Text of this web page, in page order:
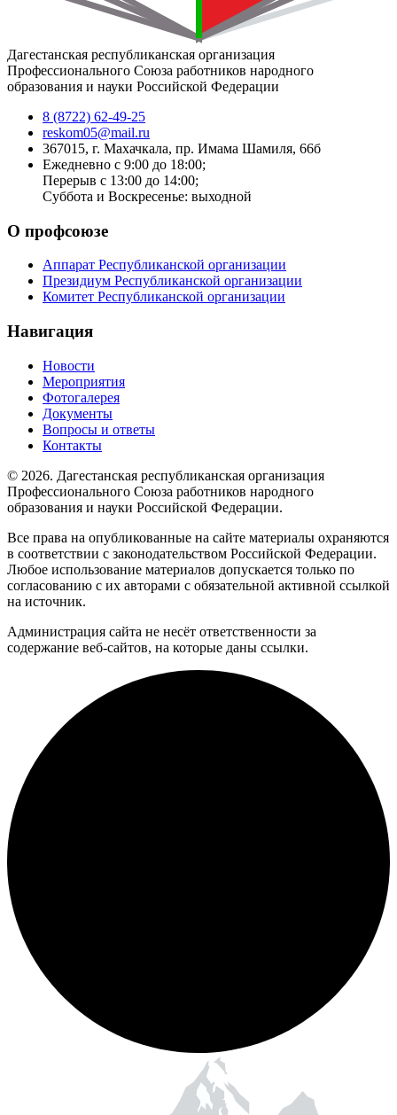
Дагестанская республиканская организация
Профессионального Союза работников народного
образования и науки Российской Федерации
8 (8722) 62-49-25
reskom05@mail.ru
367015, г. Махачкала, пр. Имама Шамиля, 66б
Ежедневно с 9:00 до 18:00;
Перерыв с 13:00 до 14:00;
Суббота и Воскресенье: выходной
О профсоюзе
Аппарат Республиканской организации
Президиум Республиканской организации
Комитет Республиканской организации
Навигация
Новости
Мероприятия
Фотогалерея
Документы
Вопросы и ответы
Контакты
© 2026. Дагестанская республиканская организация
Профессионального Союза работников народного
образования и науки Российской Федерации.
Все права на опубликованные на сайте материалы охраняются
в соответствии с законодательством Российской Федерации.
Любое использование материалов допускается только по
согласованию с их авторами с обязательной активной ссылкой
на источник.
Администрация сайта не несёт ответственности за
содержание веб-сайтов, на которые даны ссылки.